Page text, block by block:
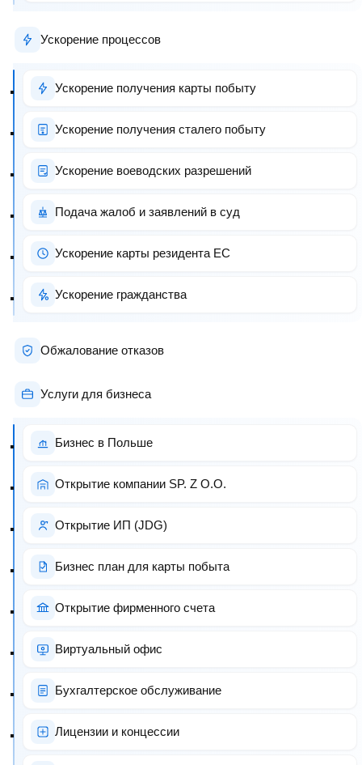
Ускорение процессов
Ускорение получения карты побыту
Ускорение получения сталего побыту
Ускорение воеводских разрешений
Подача жалоб и заявлений в суд
Ускорение карты резидента ЕС
Ускорение гражданства
Обжалование отказов
Услуги для бизнеса
Бизнес в Польше
Открытие компании SP. Z O.O.
Открытие ИП (JDG)
Бизнес план для карты побыта
Открытие фирменного счета
Виртуальный офис
Бухгалтерское обслуживание
Лицензии и концессии